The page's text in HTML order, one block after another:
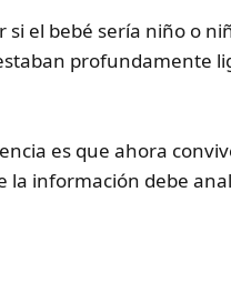
el bebé sería niño o
profundamente
es que ahora
la información debe